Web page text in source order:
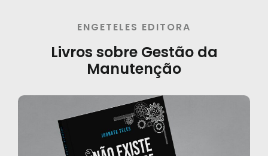
ENGETELES EDITORA
Livros sobre Gestão da
Manutenção